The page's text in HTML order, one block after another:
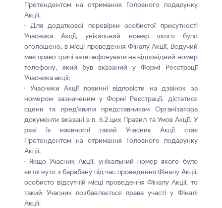
Претендентом на отримання Головного подарунку
Акції.
· Для додаткової перевірки особистої присутності
Учасника Акції, унікальний номер якого було
оголошено, в місці проведення Фіналу Акції, Ведучий
має право тричі зателефонувати на відповідний номер
телефону, який був вказаний у Формі Реєстрації
Учасника акції;
· Учасники Акції повинні відповісти на дзвінок за
номером зазначеним у Формі Реєстрації, дістатися
сцени та пред’явити представникам Організатора
документи вказані в п. 6.2 цих Правил та Умов Акції. У
разі їх наявності такий Учасник Акції стає
Претендентом на отримання Головного подарунку
Акції.
· Якщо Учасник Акції, унікальний номер якого було
витягнуто з барабану під час проведення Фіналу Акції,
особисто відсутній місці проведення Фіналу Акції, то
такий Учасник позбавляється права участі у Фіналі
Акції.